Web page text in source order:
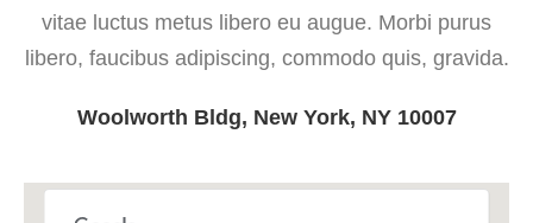
vitae luctus metus libero eu augue. Morbi purus
libero, faucibus adipiscing, commodo quis, gravida.
Woolworth Bldg, New York, NY 10007